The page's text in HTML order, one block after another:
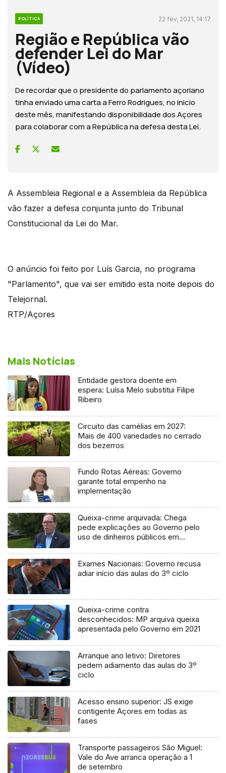
POLÍTICA 22 fev, 2021, 14:17
Região e República vão
defender Lei do Mar
(Vídeo)
De recordar que o presidente do parlamento açoriano
tinha enviado uma carta a Ferro Rodrigues, no inicio
deste mês, manifestando disponibilidade dos Açores
para colaborar com a República na defesa desta Lei.
A Assembleia Regional e a Assembleia da República
vão fazer a defesa conjunta junto do Tribunal
Constitucional da Lei do Mar.
O anúncio foi feito por Luís Garcia, no programa
"Parlamento", que vai ser emitido esta noite depois do
Telejornal.
RTP/Açores
Mais Notícias
Entidade gestora doente em
espera: Luísa Melo substitui Filipe
Ribeiro
Circuito das camélias em 2027:
Mais de 400 variedades no cerrado
dos bezerros
Fundo Rotas Aéreas: Governo
garante total empenho na
implementação
Queixa-crime arquivada: Chega
pede explicações ao Governo pelo
uso de dinheiros públicos em
Exames Nacionais: Governo recusa
adiar início das aulas do 3º ciclo
Queixa-crime contra
desconhecidos: MP arquiva queixa
apresentada pelo Governo em 2021
Arranque ano letivo: Diretores
pedem adiamento das aulas do 3º
ciclo
Acesso ensino superior: JS exige
contigente Açores em todas as
fases
Transporte passageiros São Miguel:
Vale do Ave arranca operação a 1
de setembro